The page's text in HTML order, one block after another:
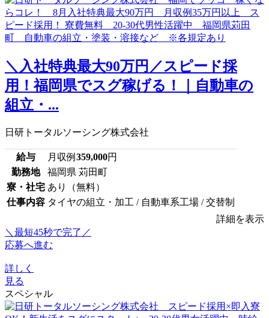
＼入社特典最大90万円／スピード採
用！福岡県でスグ稼げる！｜自動車の
組立・...
日研トータルソーシング株式会社
給与 月収例 359,000円
勤務地
福岡県 苅田町
寮・社宅 あり（無料）
仕事内容 タイヤの組立・加工 / 自動車系工場 / 交替制
詳細を表示
＼最短45秒で完了／
応募へ進む
詳しく
見る
スペシャル